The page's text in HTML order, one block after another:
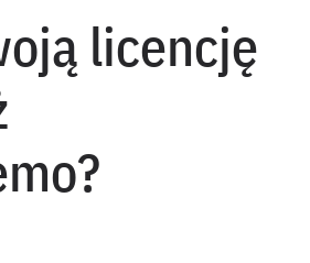
licencję